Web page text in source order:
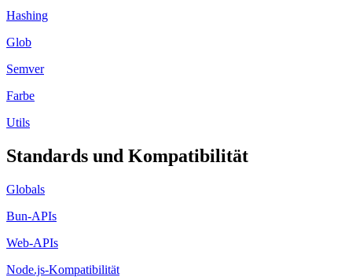
Hashing
Glob
Semver
Farbe
Utils
Standards und Kompatibilität
Globals
Bun-APIs
Web-APIs
Node.js-Kompatibilität